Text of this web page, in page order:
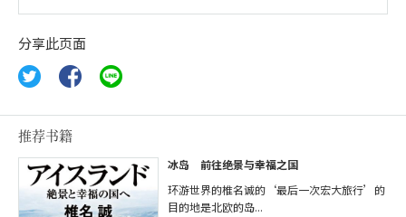
分享此页面
推荐书籍
冰岛 前往绝景与幸福之国
环游世界的椎名诚的‘最后一次宏大旅行’的
目的地是北欧的岛...